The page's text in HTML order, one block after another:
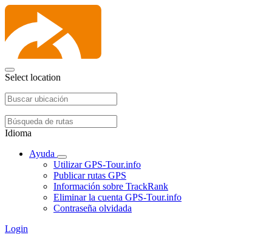
Select location
Idioma
Ayuda
Utilizar GPS-Tour.info
Publicar rutas GPS
Información sobre TrackRank
Eliminar la cuenta GPS-Tour.info
Contraseña olvidada
Login